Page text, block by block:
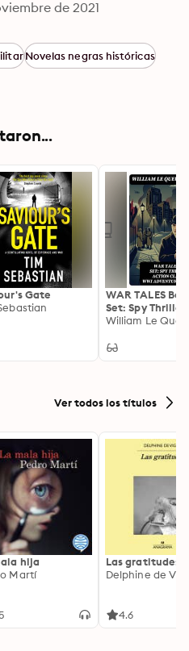
de 2021
Novelas negras históricas
Gate
WAR TALES
Set: Spy
Action Classics
Tales: Enriched
William Le
Ver todos los títulos
hija
Martí
Las gratitudes
Delphine de
4.6